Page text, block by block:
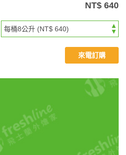
NT$ 640
來電訂購